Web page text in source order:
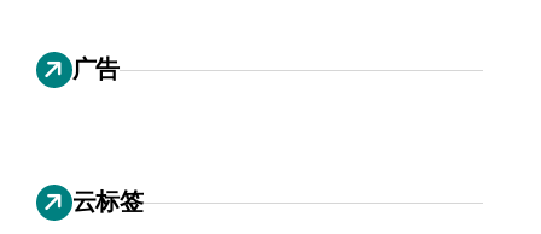
广告
云标签